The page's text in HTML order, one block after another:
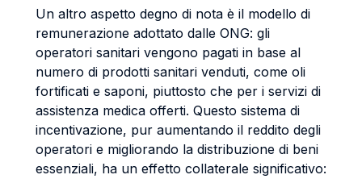
Un altro aspetto degno di nota è il modello di
remunerazione adottato dalle ONG: gli
operatori sanitari vengono pagati in base al
numero di prodotti sanitari venduti, come oli
fortificati e saponi, piuttosto che per i servizi di
assistenza medica offerti. Questo sistema di
incentivazione, pur aumentando il reddito degli
operatori e migliorando la distribuzione di beni
essenziali, ha un effetto collaterale significativo: